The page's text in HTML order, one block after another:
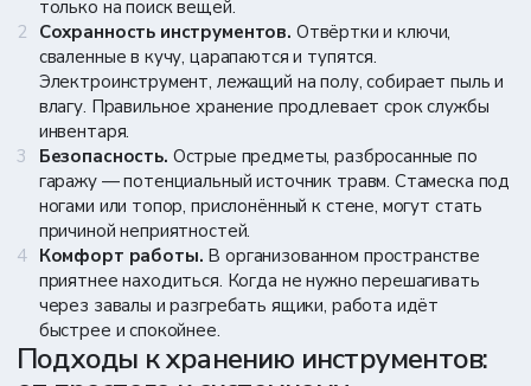
только на поиск вещей.
Сохранность инструментов. Отвёртки и ключи,
сваленные в кучу, царапаются и тупятся.
Электроинструмент, лежащий на полу, собирает пыль и
влагу. Правильное хранение продлевает срок службы
инвентаря.
Безопасность. Острые предметы, разбросанные по
гаражу — потенциальный источник травм. Стамеска под
ногами или топор, прислонённый к стене, могут стать
причиной неприятностей.
Комфорт работы. В организованном пространстве
приятнее находиться. Когда не нужно перешагивать
через завалы и разгребать ящики, работа идёт
быстрее и спокойнее.
Подходы к хранению инструментов: